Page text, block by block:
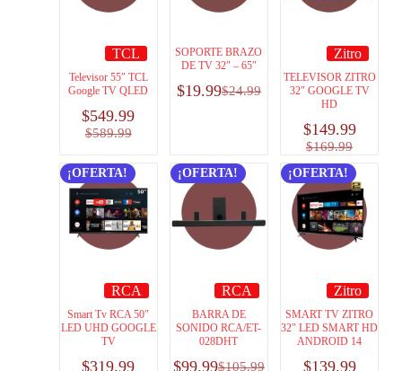
TCL
Televisor 55″ TCL
Google TV QLED
$589.99
$549.99
SOPORTE BRAZO
DE TV 32″ – 65″
$24.99
$19.99
Zitro
TELEVISOR ZITRO
32″ GOOGLE TV
HD
$169.99
$149.99
¡OFERTA!
RCA
Smart Tv RCA 50″
LED UHD GOOGLE
TV
$319.99
¡OFERTA!
RCA
BARRA DE
SONIDO RCA/ET-
028DHT
$105.99
$99.99
¡OFERTA!
Zitro
SMART TV ZITRO
32″ LED SMART HD
ANDROID 14
$139.99